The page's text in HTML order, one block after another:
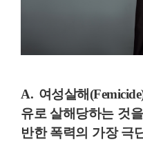
A. 여성살해
유로 살해당하는 것
반한 폭력의 가장 극